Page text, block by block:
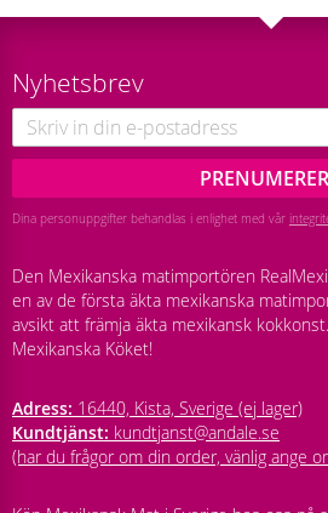
Nyhetsbrev
Dina personuppgifter behandlas i enlighet med vår
Den Mexikanska matimportören
en av de första äkta mexikanska
avsikt att främja äkta mexikansk
Mexikanska Köket!
Adress: 16440, Kista, Sverige (ej lager)
Kundtjänst: kundtjanst@andale.se
(har du frågor om din order, vänlig ange